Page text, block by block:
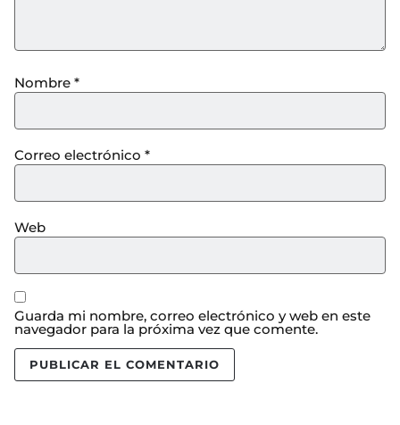
Nombre *
Correo electrónico *
Web
Guarda mi nombre, correo electrónico y web en este
navegador para la próxima vez que comente.